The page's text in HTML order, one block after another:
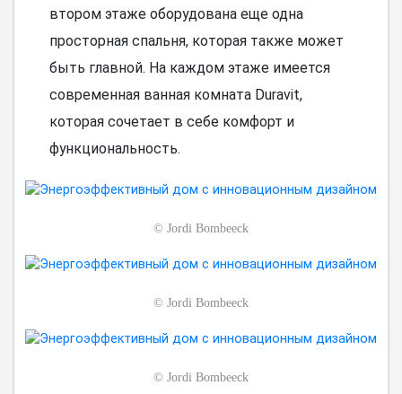
втором этаже оборудована еще одна
просторная спальня, которая также может
быть главной. На каждом этаже имеется
современная ванная комната Duravit,
которая сочетает в себе комфорт и
функциональность.
© Jordi Bombeeck
© Jordi Bombeeck
© Jordi Bombeeck